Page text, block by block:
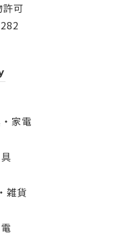
可
家電
雑貨